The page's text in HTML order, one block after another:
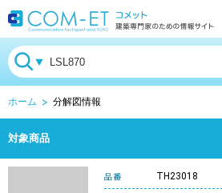
ホーム 分解図情報
対象商品
TH23018